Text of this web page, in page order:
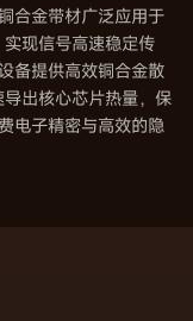
合金带材广泛应用于
现信号高速稳定传
备提供高效铜合金散
出核心芯片热量，保
电子精密与高效的隐